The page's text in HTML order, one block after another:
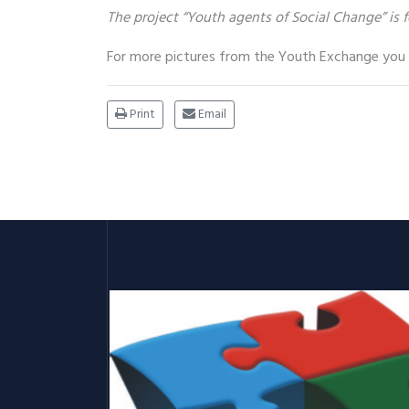
The project “Youth agents of Social Change”
For more pictures from the Youth Exchange
Print Email